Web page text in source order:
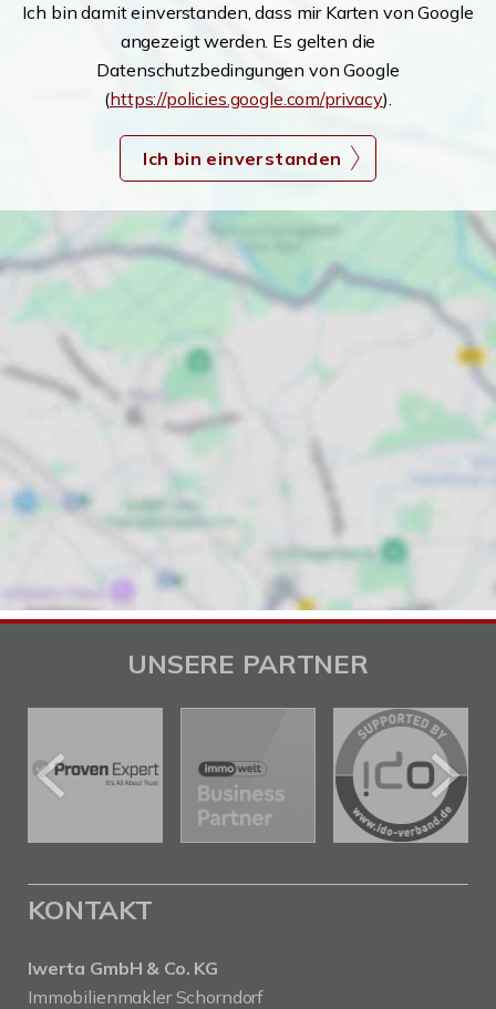
Ich bin damit einverstanden, dass mir Karten von Google
angezeigt werden. Es gelten die
Datenschutzbedingungen von Google
(https://policies.google.com/privacy).
Ich bin einverstanden
UNSERE PARTNER
KONTAKT
Iwerta GmbH & Co. KG
Immobilienmakler Schorndorf